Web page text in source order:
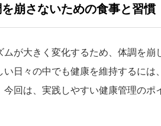
崩さないための食事と習慣
が大きく変化するため、体調を崩
日々の中でも健康を維持するには
回は、実践しやすい健康管理のポ